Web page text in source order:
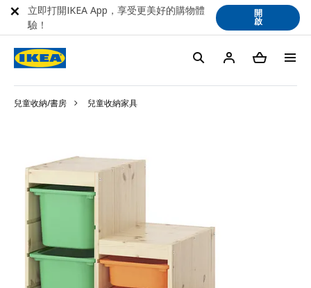
兒童收納/書房 兒童收納家具
立即打開IKEA App，享受更美好的購物體
驗！
開
啟